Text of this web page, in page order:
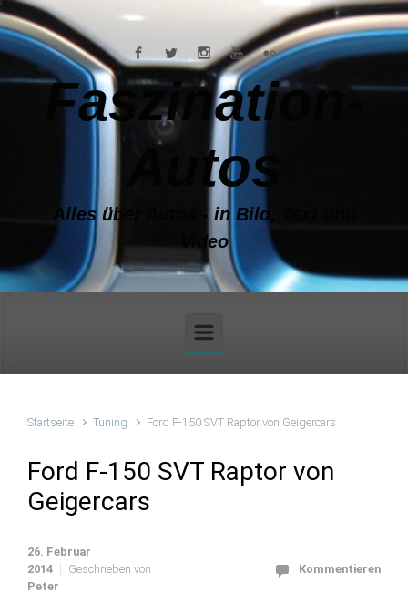
Zum Hauptinhalt springen
Faszination-
Autos
Alles über Autos - in Bild, Text und
Video
Startseite Tuning Ford F-150 SVT Raptor von Geigercars
Ford F-150 SVT Raptor von
Geigercars
26. Februar
2014
Geschrieben von
Peter
Kommentieren